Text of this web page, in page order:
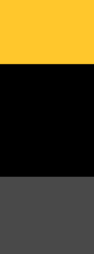
기로 인해 안전,
우리에게는 난민